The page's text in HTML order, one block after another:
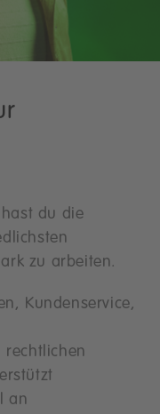
du die
zu arbeiten.
Kundenservice,
an